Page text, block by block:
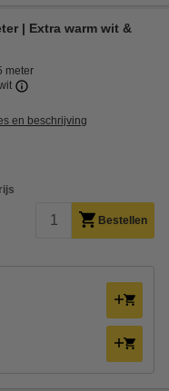
| Extra warm wit &
meter
en beschrijving
Bestellen